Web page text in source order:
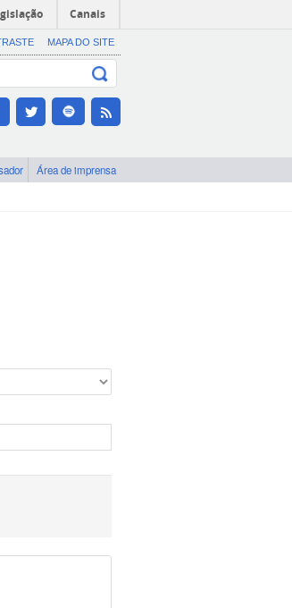
Canais
MAPA DO SITE
Área de imprensa